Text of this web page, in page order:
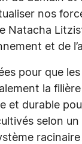
nos
Natacha
et de
pour que
la
et durable
selon